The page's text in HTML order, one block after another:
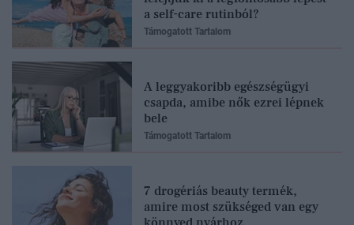
a self-care rutinból?
Támogatott Tartalom
A leggyakoribb egészségügyi
csapda, amibe nők ezrei lépnek
bele
Támogatott Tartalom
7 drogériás beauty termék,
amire most szükséged van egy